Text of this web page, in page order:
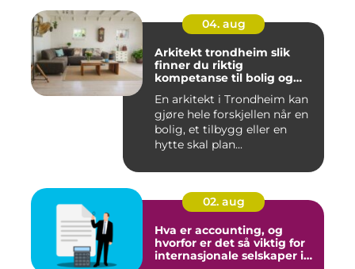
04. aug
Arkitekt trondheim slik
finner du riktig
kompetanse til bolig og
En arkitekt i Trondheim kan
gjøre hele forskjellen når en
bolig, et tilbygg eller en
hytte skal plan...
02. aug
Hva er accounting, og
hvorfor er det så viktig for
internasjonale selskaper i